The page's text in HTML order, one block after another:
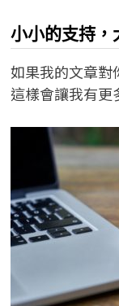
小小的支持，
如果我的文章對
這樣會讓我有更